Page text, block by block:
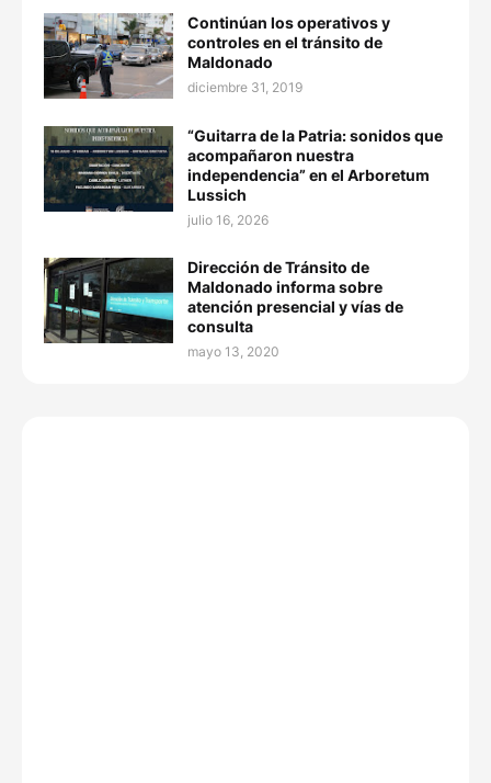
Continúan los operativos y
controles en el tránsito de
Maldonado
diciembre 31, 2019
“Guitarra de la Patria: sonidos que
acompañaron nuestra
independencia” en el Arboretum
Lussich
julio 16, 2026
Dirección de Tránsito de
Maldonado informa sobre
atención presencial y vías de
consulta
mayo 13, 2020